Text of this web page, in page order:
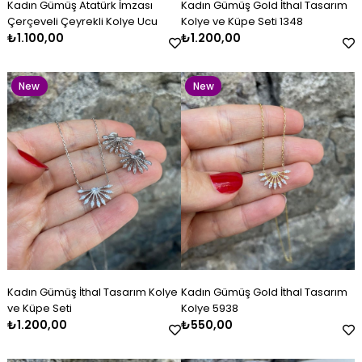
Kadın Gümüş Kazaziye Kombin
Set
₺4.800,00
Kadın Gümüş Çift Renkli
Kazaziye Küpe
₺500,00
Kadın Gümüş İthal Tasarım
Kolye ve Küpe Seti
₺1.200,00
Kadın Gümüş Gold İthal
Tasarım Kolye 5938
₺550,00
New
Item
New
Item
Kadın Gümüş Lacivert Beyaz
Mineli Kelepçe
₺2.600,00
Kadın Gümüş Baget Bileklik
₺2.800,00
Kadın Gümüş Atatürk İmzası
Çerçeveli Çeyrekli Kolye Ucu
₺1.100,00
Kadın Gümüş Gold İthal Tasarım
Kolye ve Küpe Seti 1348
₺1.200,00
Kadın Gümüş İthal Tasarım Kolye
ve Küpe Seti
₺1.200,00
New
Item
Kadın Gümüş Gold İthal Tasarım
Kolye 5938
₺550,00
New
Item